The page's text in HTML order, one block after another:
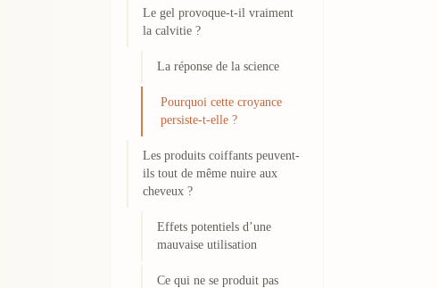
Le gel provoque-t-il vraiment
la calvitie ?
La réponse de la science
Pourquoi cette croyance
persiste-t-elle ?
Les produits coiffants peuvent-
ils tout de même nuire aux
cheveux ?
Effets potentiels d’une
mauvaise utilisation
Ce qui ne se produit pas